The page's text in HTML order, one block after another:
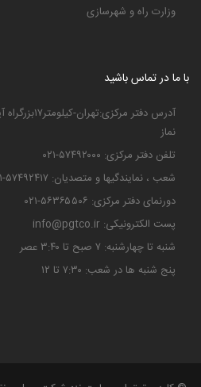
راهداری و حمل و نقل جاده ای
نماز
تلفن دفتر مرکزی: ۵۷۴۹۲۰۰۰-۰۲۱
شعب ، نمایندگیها و متصدیان: ۵۷۴۹۲۴۱۷-۰۲۱
دورنمای دفتر مرکزی: ۵۶۳۶۵۵۰۶-۰۲۱
پست الکترونیکی: info@pgtco.ir
شنبه تا چهارشنبه: ۷ صبح تا ۳:۴۰ عصر